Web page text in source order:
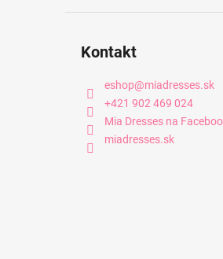
Kontakt
eshop@miadresses.sk
+421 902 469 024
Mia Dresses na
miadresses.sk